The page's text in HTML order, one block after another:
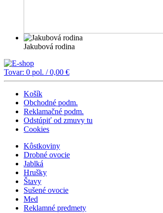
Jakubová rodina
Tovar: 0 pol. /0,00 €
Košík
Obchodné podm.
Reklamačné podm.
Odstúpiť od zmuvy tu
Cookies
Kôstkoviny
Drobné ovocie
Jablká
Hrušky
Štavy
Sušené ovocie
Med
Reklamné predmety